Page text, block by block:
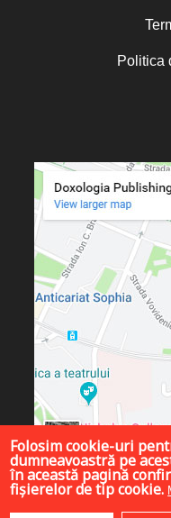
Politica
Folosim cookie-uri
dumneavoastră pe
în această pagină
fișierelor de tip cookie.